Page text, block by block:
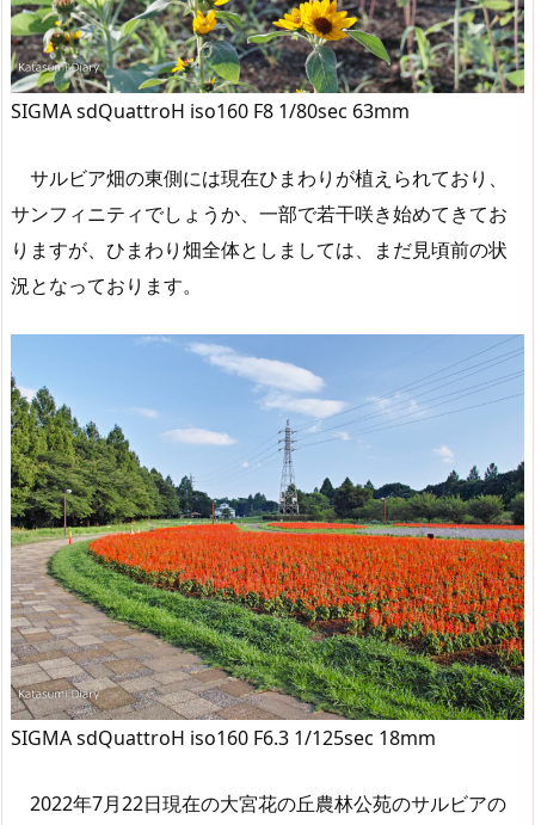
SIGMA sdQuattroH iso160 F8 1/80sec 63mm
サルビア畑の東側には現在ひまわりが植えられており、
サンフィニティでしょうか、一部で若干咲き始めてきてお
りますが、ひまわり畑全体としましては、まだ見頃前の状
況となっております。
SIGMA sdQuattroH iso160 F6.3 1/125sec 18mm
2022年7月22日現在の大宮花の丘農林公苑のサルビアの